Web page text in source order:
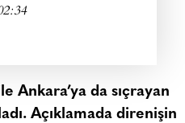
Ankara’ya da sıçrayan
Açıklamada direnişin